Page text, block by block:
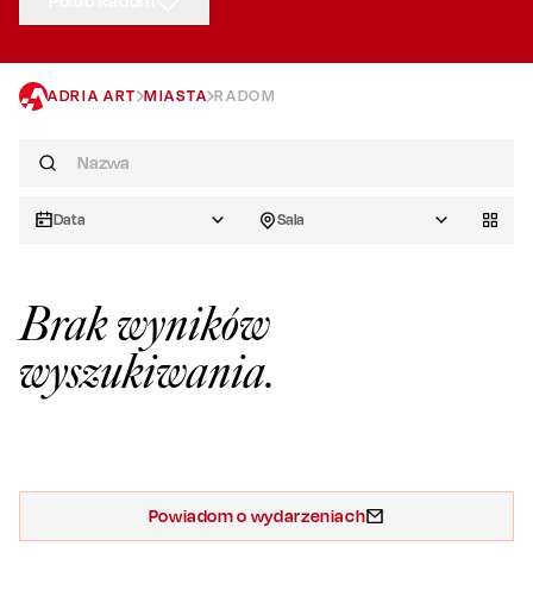
ADRIA ART MIASTA RADOM
Data Sala
Brak wyników
wyszukiwania.
Powiadom o wydarzeniach